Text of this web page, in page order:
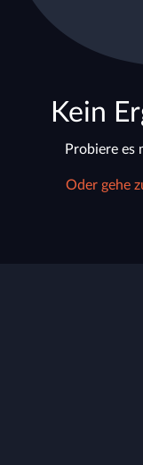
Kein
Probiere es
Oder gehe